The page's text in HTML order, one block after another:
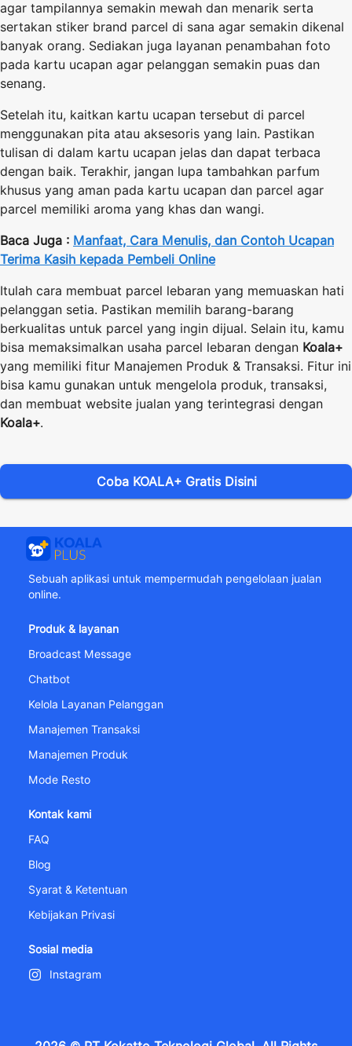
agar tampilannya semakin mewah dan menarik serta
sertakan stiker brand parcel di sana agar semakin dikenal
banyak orang. Sediakan juga layanan penambahan foto
pada kartu ucapan agar pelanggan semakin puas dan
senang.
Setelah itu, kaitkan kartu ucapan tersebut di parcel
menggunakan pita atau aksesoris yang lain. Pastikan
tulisan di dalam kartu ucapan jelas dan dapat terbaca
dengan baik. Terakhir, jangan lupa tambahkan parfum
khusus yang aman pada kartu ucapan dan parcel agar
parcel memiliki aroma yang khas dan wangi.
Baca Juga : Manfaat, Cara Menulis, dan Contoh Ucapan
Terima Kasih kepada Pembeli Online
Itulah cara membuat parcel lebaran yang memuaskan hati
pelanggan setia. Pastikan memilih barang-barang
berkualitas untuk parcel yang ingin dijual. Selain itu, kamu
bisa memaksimalkan usaha parcel lebaran dengan Koala+
yang memiliki fitur Manajemen Produk & Transaksi. Fitur ini
bisa kamu gunakan untuk mengelola produk, transaksi,
dan membuat website jualan yang terintegrasi dengan
Koala+.
Coba KOALA+ Gratis Disini
Sebuah aplikasi untuk mempermudah pengelolaan jualan
online.
Produk & layanan
Broadcast Message
Chatbot
Kelola Layanan Pelanggan
Manajemen Transaksi
Manajemen Produk
Mode Resto
Kontak kami
FAQ
Blog
Syarat & Ketentuan
Kebijakan Privasi
Sosial media
Instagram